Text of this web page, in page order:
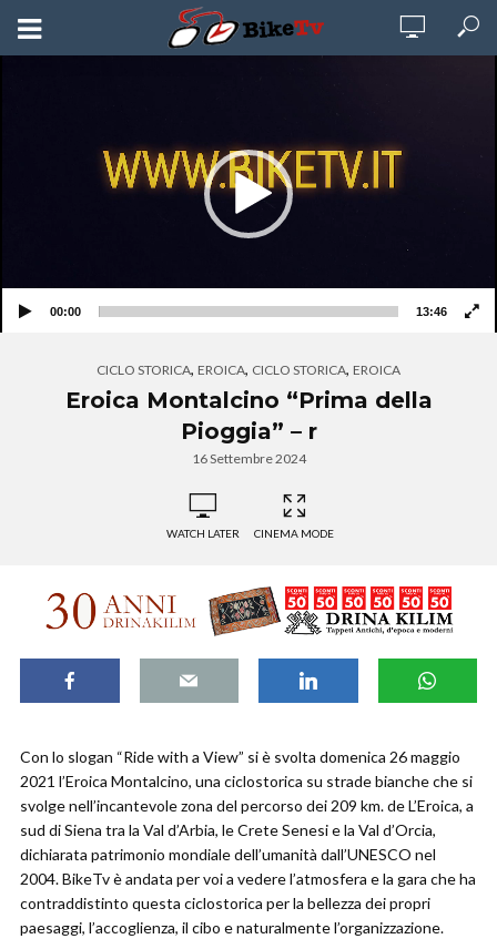
00:00 13:46
CICLO STORICA, EROICA, CICLO STORICA, EROICA
Eroica Montalcino “Prima della
Pioggia” – r
16 Settembre 2024
WATCH LATER CINEMA MODE
Con lo slogan “Ride with a View” si è svolta domenica 26 maggio
2021 l’Eroica Montalcino, una ciclostorica su strade bianche che si
svolge nell’incantevole zona del percorso dei 209 km. de L’Eroica, a
sud di Siena tra la Val d’Arbia, le Crete Senesi e la Val d’Orcia,
dichiarata patrimonio mondiale dell’umanità dall’UNESCO nel
2004. BikeTv è andata per voi a vedere l’atmosfera e la gara che ha
contraddistinto questa ciclostorica per la bellezza dei propri
paesaggi, l’accoglienza, il cibo e naturalmente l’organizzazione.